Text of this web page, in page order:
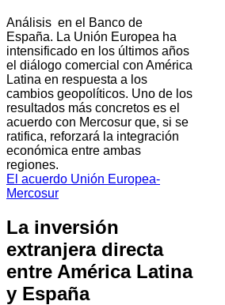
Análisis en el Banco de
España. La Unión Europea ha
intensificado en los últimos años
el diálogo comercial con América
Latina en respuesta a los
cambios geopolíticos. Uno de los
resultados más concretos es el
acuerdo con Mercosur que, si se
ratifica, reforzará la integración
económica entre ambas
regiones.
El acuerdo Unión Europea-
Mercosur
La inversión
extranjera directa
entre América Latina
y España